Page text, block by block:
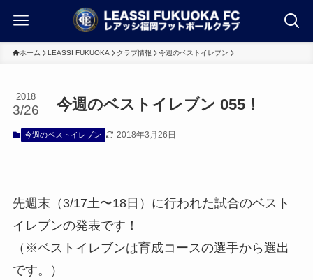
ホーム LEASSI FUKUOKA クラブ情報 今週のベストイレブン
今週のベストイレブン 055！
2018
3/26
今週のベストイレブン 2018年3月26日
先週末（3/17土〜18日）に行われた試合のベスト
イレブンの発表です！
（※ベストイレブンは育成コースの選手から選出
です。）